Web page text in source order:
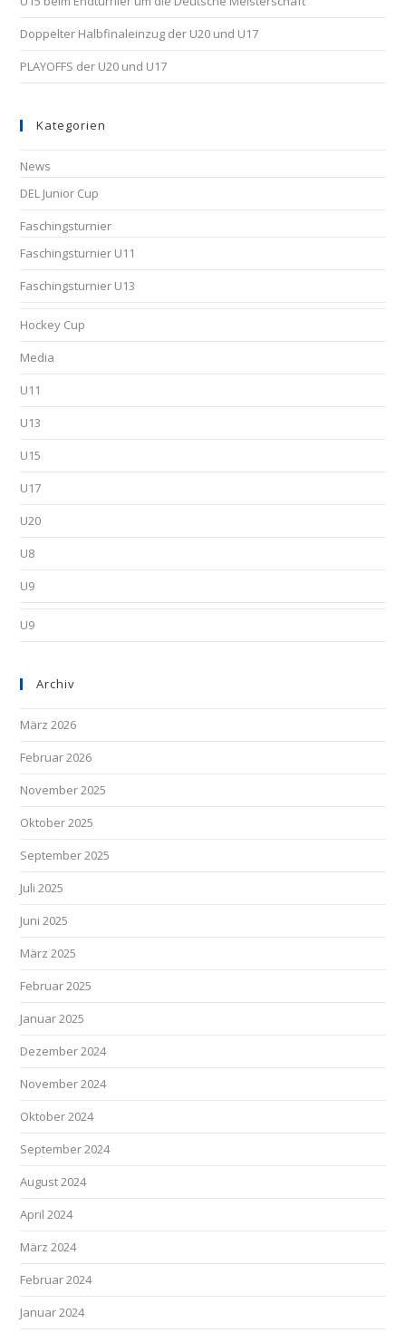
Doppelter Halbfinaleinzug der U20 und U17
PLAYOFFS der U20 und U17
Kategorien
News
DEL Junior Cup
Faschingsturnier
Faschingsturnier U11
Faschingsturnier U13
Hockey Cup
Media
U11
U13
U15
U17
U20
U8
U9
U9
Archiv
März 2026
Februar 2026
November 2025
Oktober 2025
September 2025
Juli 2025
Juni 2025
März 2025
Februar 2025
Januar 2025
Dezember 2024
November 2024
Oktober 2024
September 2024
August 2024
April 2024
März 2024
Februar 2024
Januar 2024